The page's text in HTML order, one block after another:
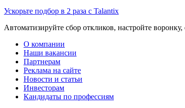
Ускорьте подбор в 2 раза с Talantix
Автоматизируйте сбор откликов, настройте
О компании
Наши вакансии
Партнерам
Реклама на сайте
Новости и статьи
Инвесторам
Кандидаты по профессиям